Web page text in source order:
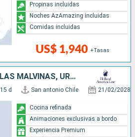
US$ 1,940 +Tasas
Propinas incluidas
Noches AzAmazing incluidas
Comidas incluidas
CHILE, ARGENTINA, ISLAS MALVINAS, URUGUAY
15 d San antonio Chile 21/02/2028
Cocina refinada
Animaciones exclusivas a bordo
Experiencia Premium